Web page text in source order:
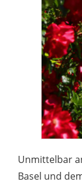
Unmittelbar
Basel und